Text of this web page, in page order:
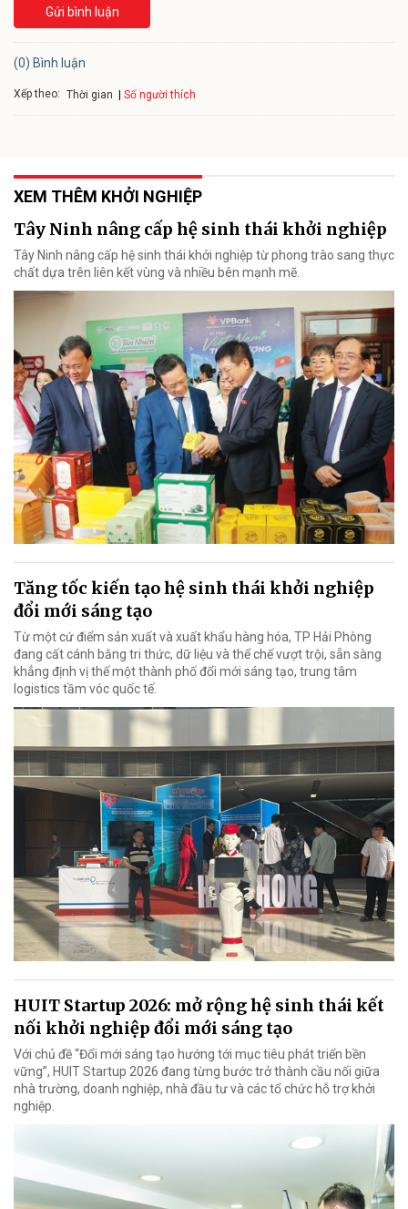
Gửi bình luận
(0) Bình luận
Xếp theo: Thời gian Số người thích
XEM THÊM KHỞI NGHIỆP
Tây Ninh nâng cấp hệ sinh thái khởi nghiệp
Tây Ninh nâng cấp hệ sinh thái khởi nghiệp từ phong trào sang thực
chất dựa trên liên kết vùng và nhiều bên mạnh mẽ.
Tăng tốc kiến tạo hệ sinh thái khởi nghiệp
đổi mới sáng tạo
Từ một cứ điểm sản xuất và xuất khẩu hàng hóa, TP Hải Phòng
đang cất cánh bằng tri thức, dữ liệu và thể chế vượt trội, sẵn sàng
khẳng định vị thế một thành phố đổi mới sáng tạo, trung tâm
logistics tầm vóc quốc tế.
HUIT Startup 2026: mở rộng hệ sinh thái kết
nối khởi nghiệp đổi mới sáng tạo
Với chủ đề “Đổi mới sáng tạo hướng tới mục tiêu phát triển bền
vững”, HUIT Startup 2026 đang từng bước trở thành cầu nối giữa
nhà trường, doanh nghiệp, nhà đầu tư và các tổ chức hỗ trợ khởi
nghiệp.